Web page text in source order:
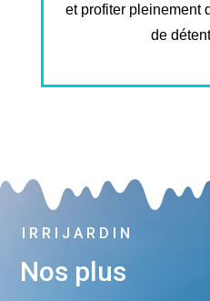
et profiter pleinement
de
IRRIJARDIN
Nos plus